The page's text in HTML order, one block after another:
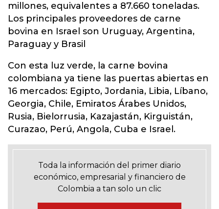
millones, equivalentes a 87.660 toneladas.
Los principales proveedores de carne
bovina en Israel son Uruguay, Argentina,
Paraguay y Brasil
Con esta luz verde, la carne bovina
colombiana ya tiene las puertas abiertas en
16 mercados: Egipto, Jordania, Libia, Líbano,
Georgia, Chile, Emiratos Árabes Unidos,
Rusia, Bielorrusia, Kazajastán, Kirguistán,
Curazao, Perú, Angola, Cuba e Israel.
Toda la información del primer diario
económico, empresarial y financiero de
Colombia a tan solo un clic